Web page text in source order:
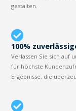
gestalten.
100%
Verlassen Sie sich auf
für höchste
Ergebnisse, die